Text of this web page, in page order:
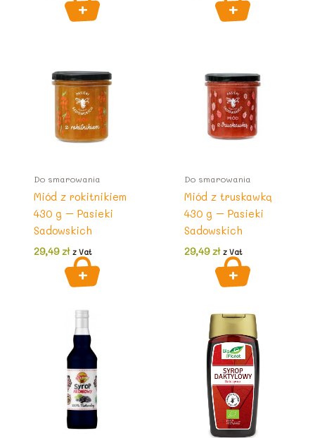
Do smarowania
Miód z rokitnikiem
430 g – Pasieki
Sadowskich
29,49zł z Vat
Do smarowania
Miód z truskawką
430 g – Pasieki
Sadowskich
29,49zł z Vat